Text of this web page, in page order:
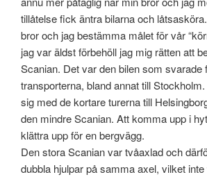
tillåtelse fick äntra bilarna och
bror och jag bestämma målet för vår
jag var äldst förbehöll jag mig rätten att
Scanian. Det var den bilen som svarade
transporterna, bland annat till
sig med de kortare turerna till
den mindre Scanian. Att komma upp i
klättra upp för en bergvägg.
Den stora Scanian var tvåaxlad och
dubbla hjulpar på samma axel, vilket